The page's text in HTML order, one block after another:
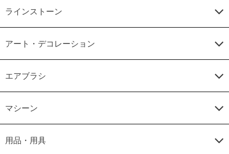
ラインストーン
アート・デコレーション
エアブラシ
マシーン
用品・用具